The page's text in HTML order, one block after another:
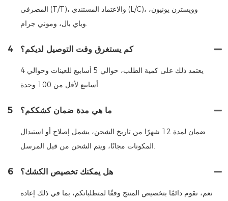
المصرفي (T/T)، والاعتماد المستندي (L/C)، وويسترن يونيون،
وباي بال، وموني جرام.
4 كم يستغرق وقت التوصيل لديكم؟
يعتمد ذلك على كمية الطلب، حوالي 5 أسابيع للعينات وحوالي 4
أسابيع لأقل من 100 وحدة.
5 ما هي مدة ضمان كشككم؟
ضمان لمدة 12 شهرًا من تاريخ الشحن، يشمل إصلاح أو استبدال
المكونات مجانًا، ويتم الشحن من قبل المرسل.
6 هل يمكنك تخصيص الكشك؟
نعم، نقوم دائمًا بتخصيص المنتج وفقًا لمتطلباتكم، بما في ذلك إعادة